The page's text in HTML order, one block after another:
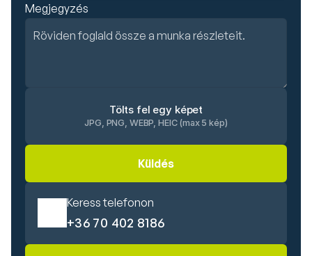
Megjegyzés
Tölts fel egy képet
JPG, PNG, WEBP, HEIC (max 5 kép)
Küldés
Keress telefonon
+36 70 402 8186